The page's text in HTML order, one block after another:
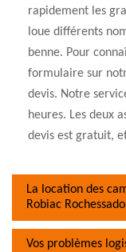
rapidement les
loue différents
benne. Pour
formulaire sur
devis. Notre
heures. Les deux
devis est gratuit,
La location des
Robiac
Vos problèmes